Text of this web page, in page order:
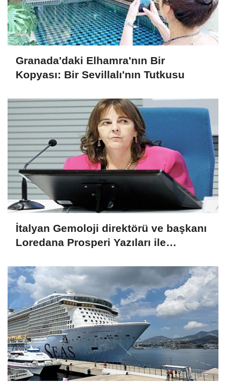
Granada'daki Elhamra'nın Bir
Kopyası: Bir Sevillalı'nın Tutkusu
İtalyan Gemoloji direktörü ve başkanı
Loredana Prosperi Yazıları ile